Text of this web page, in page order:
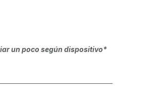
un poco según dispositivo*